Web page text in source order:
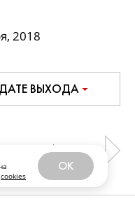
cookies
OK
2018
ВЫХОДА
5